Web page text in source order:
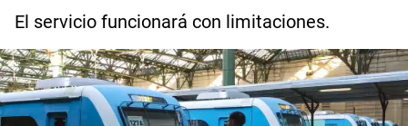
El servicio funcionará con limitaciones.